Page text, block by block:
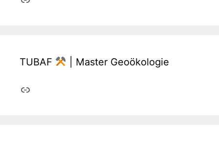
TUBAF | Master Geoökologie
Link